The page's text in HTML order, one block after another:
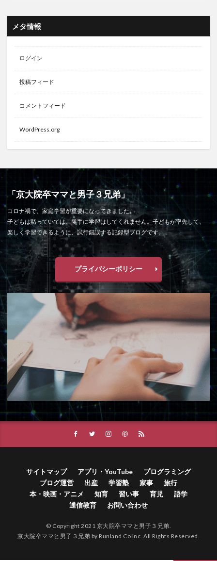
メタ情報
ログイン
投稿フィード
コメントフィード
WordPress.org
「京大院卒ママと男子３兄弟」
コロナ禍で、家庭学習が重要になってきました。
子どもは黙っていては、勝手に学習はしてくれません。子どもが率先して、
楽しく学習できるように、試行錯誤する記録型ブログです。
プライバシーポリシー
サイトマップ アプリ・YouTube
プログラミング
ブログ運営
出産 学習塾 家事
旅行
本・映画・アニメ
知育 習い事 育児
語学
通信教育
お問い合わせ
© Copyright 2021 京大院卒ママと男子３兄弟.
京大院卒ママと男子３兄弟 by Runland Co Inc. All Rights Reserved.